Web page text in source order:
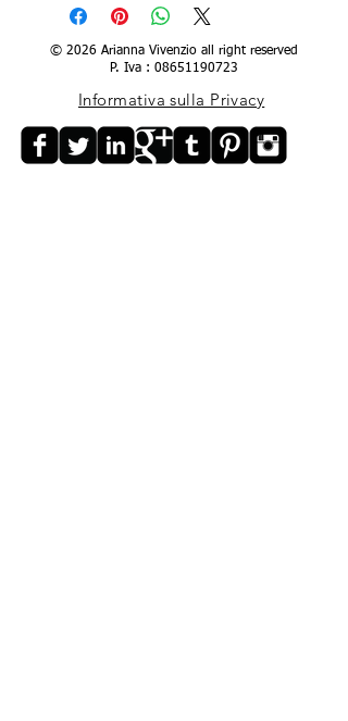
© 2026 Arianna Vivenzio all right reserved
P. Iva : 08651190723
Informativa sulla Privacy